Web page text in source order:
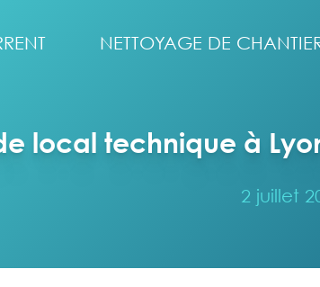
NETTOYAGE DE
local technique à
2 juillet